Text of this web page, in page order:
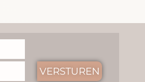
VERSTUREN